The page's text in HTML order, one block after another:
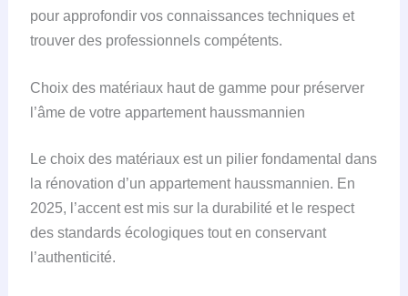
pour approfondir vos connaissances techniques et
trouver des professionnels compétents.
Choix des matériaux haut de gamme pour préserver
l’âme de votre appartement haussmannien
Le choix des matériaux est un pilier fondamental dans
la rénovation d’un appartement haussmannien. En
2025, l’accent est mis sur la durabilité et le respect
des standards écologiques tout en conservant
l’authenticité.